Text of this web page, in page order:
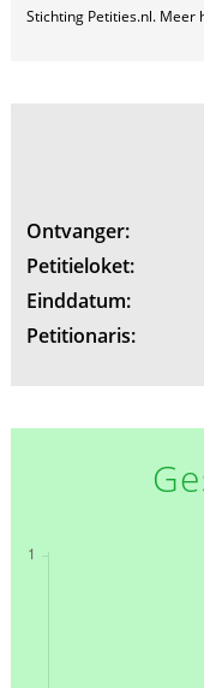
Stichting Petities.nl. Meer
Ontvanger:
Petitieloket:
Einddatum:
Petitionaris: